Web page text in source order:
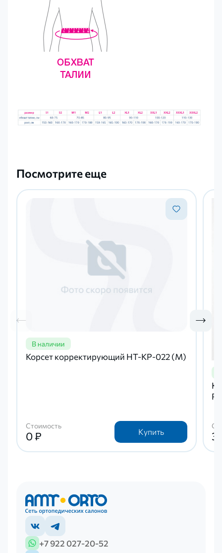
Посмотрите еще
Корсет корректирующий НТ-КР-022 (М)
Стоимость
0 ₽ Купить 3
+7 922 027-20-52